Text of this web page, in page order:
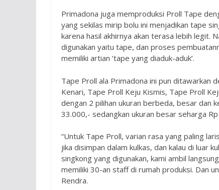
Primadona juga memproduksi Proll Tape
yang sekilas mirip bolu ini menjadikan tape
karena hasil akhirnya akan terasa lebih legit.
digunakan yaitu tape, dan proses
memiliki artian ‘tape yang diaduk-aduk’.
Tape Proll ala Primadona ini pun ditawarkan
Kenari, Tape Proll Keju Kismis, Tape Proll
dengan 2 pilihan ukuran berbeda, besar dan
33.000,- sedangkan ukuran besar seharga
“Untuk Tape Proll, varian rasa yang paling
jika disimpan dalam kulkas, dan kalau di luar
singkong yang digunakan, kami ambil
memiliki 30-an staff di rumah produksi. Dan
Rendra.